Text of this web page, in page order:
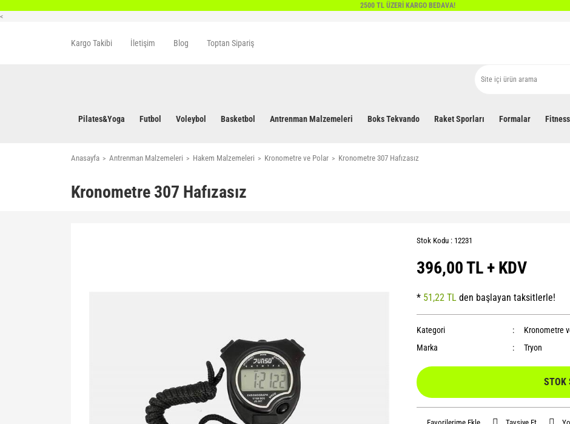
2500 TL ÜZERİ KARGO BEDAVA!
<
Kargo Takibi İletişim Blog Toptan Sipariş
Pilates&Yoga Futbol Voleybol Basketbol Antrenman Malzemeleri Boks Tekvando Raket Sporları Formalar Fitness
Anasayfa Antrenman Malzemeleri Hakem Malzemeleri Kronometre ve Polar Kronometre 307 Hafızasız
Kronometre 307 Hafızasız
Stok Kodu : 12231
396,00 TL + KDV
* 51,22 TL den başlayan taksitlerle!
Kategori
Kronometre
Marka
Tryon
STOK